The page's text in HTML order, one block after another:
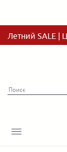
Летний SALE |